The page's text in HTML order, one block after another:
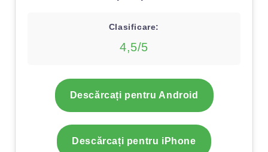
Clasificare:
4,5/5
Descărcați pentru Android
Descărcați pentru iPhone